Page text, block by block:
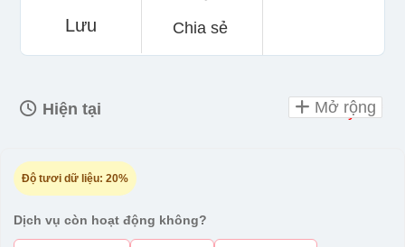
Lưu Chia sẻ
Hiện tại Day Off
Độ tươi dữ liệu: 20%
Dịch vụ còn hoạt động không?
Mở rộng